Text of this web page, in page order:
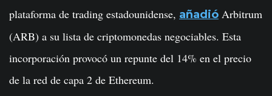
plataforma de trading estadounidense, añadió Arbitrum
(ARB) a su lista de criptomonedas negociables. Esta
incorporación provocó un repunte del 14% en el precio
de la red de capa 2 de Ethereum.